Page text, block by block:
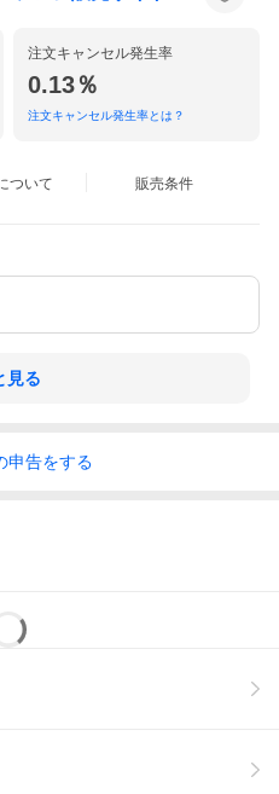
注文キャンセル発生率
0.13％
注文キャンセル発生率とは？
ついて 販売条件
見る
申告をする